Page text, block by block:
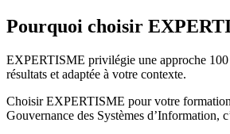
Pourquoi choisir
EXPERTISME privilégie une approche
résultats et adaptée à votre contexte.
Choisir EXPERTISME pour votre
Gouvernance des Systèmes d’Information,